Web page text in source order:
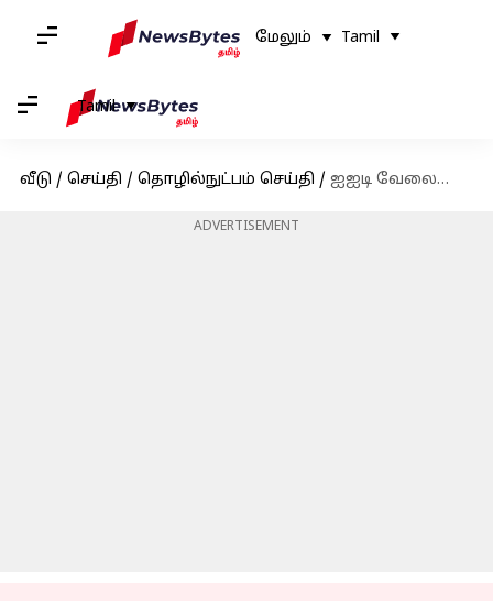
மேலும் Tamil
Tamil
வீடு / செய்தி / தொழில்நுட்பம் செய்தி / ஐஐடி வேலையை விட்டுவிட்டு கணித பாடம் எடுக்கும் நபர்! குவியும் பாராட்டுக்கள்
ADVERTISEMENT